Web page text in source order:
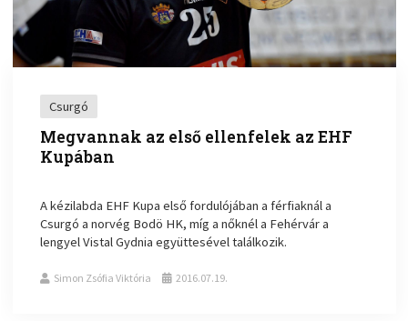
Csurgó
Megvannak az első ellenfelek az EHF
Kupában
A kézilabda EHF Kupa első fordulójában a férfiaknál a
Csurgó a norvég Bodö HK, míg a nőknél a Fehérvár a
lengyel Vistal Gydnia együttesével találkozik.
Simon Zsófia Viktória 2016.07.19.